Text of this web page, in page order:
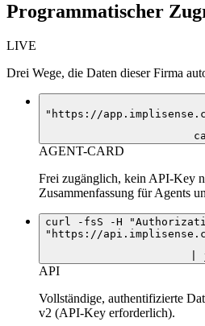
Programmatischer
LIVE
Drei Wege, die Daten dieser Firma
"https://
AGENT-CARD
Frei zugänglich, kein API-Key
Zusammenfassung für Agents
curl -fsS -H
"https://
|
API
Vollständige, authentifizierte
v2 (API-Key erforderlich).